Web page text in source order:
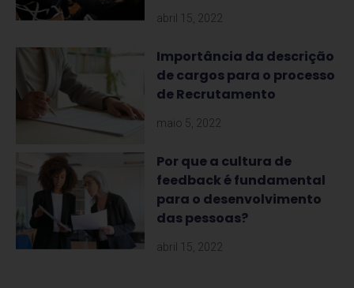
abril 15, 2022
Importância da descrição
de cargos para o processo
de Recrutamento
maio 5, 2022
Por que a cultura de
feedback é fundamental
para o desenvolvimento
das pessoas?
abril 15, 2022